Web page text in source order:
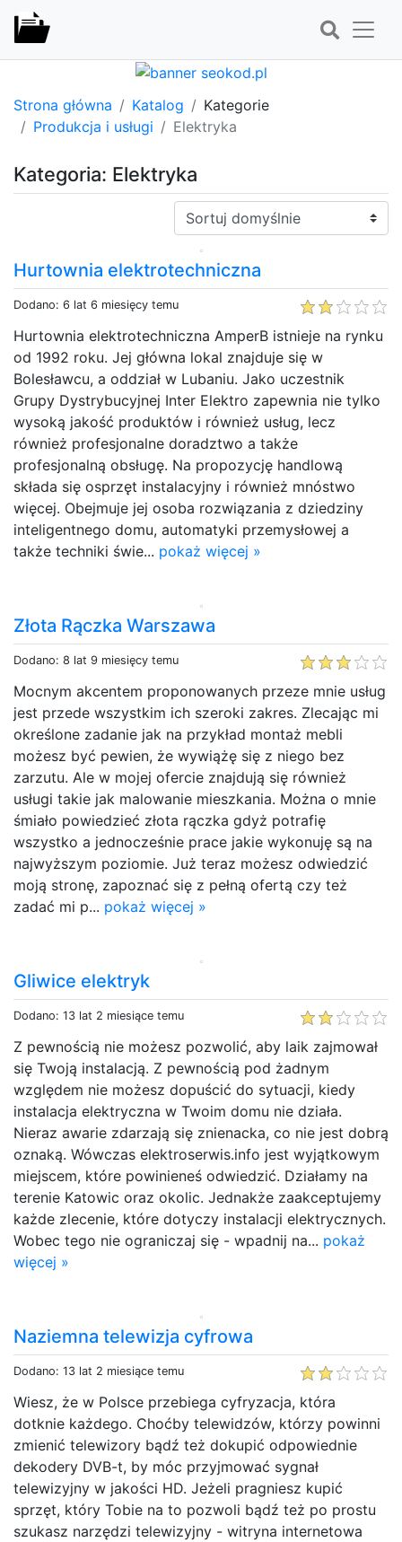
Strona główna Katalog
Kategorie
Produkcja i usługi
Elektryka
Kategoria: Elektryka
Sortuj:
Hurtownia elektrotechniczna
Dodano: 6 lat 6 miesięcy temu
Hurtownia elektrotechniczna AmperB istnieje na rynku
od 1992 roku. Jej główna lokal znajduje się w
Bolesławcu, a oddział w Lubaniu. Jako uczestnik
Grupy Dystrybucyjnej Inter Elektro zapewnia nie tylko
wysoką jakość produktów i również usług, lecz
również profesjonalne doradztwo a także
profesjonalną obsługę. Na propozycję handlową
składa się osprzęt instalacyjny i również mnóstwo
więcej. Obejmuje jej osoba rozwiązania z dziedziny
inteligentnego domu, automatyki przemysłowej a
także techniki świe... pokaż więcej »
Złota Rączka Warszawa
Dodano: 8 lat 9 miesięcy temu
Mocnym akcentem proponowanych przeze mnie usług
jest przede wszystkim ich szeroki zakres. Zlecając mi
określone zadanie jak na przykład montaż mebli
możesz być pewien, że wywiążę się z niego bez
zarzutu. Ale w mojej ofercie znajdują się również
usługi takie jak malowanie mieszkania. Można o mnie
śmiało powiedzieć złota rączka gdyż potrafię
wszystko a jednocześnie prace jakie wykonuję są na
najwyższym poziomie. Już teraz możesz odwiedzić
moją stronę, zapoznać się z pełną ofertą czy też
zadać mi p... pokaż więcej »
Gliwice elektryk
Dodano: 13 lat 2 miesiące temu
Z pewnością nie możesz pozwolić, aby laik zajmował
się Twoją instalacją. Z pewnością pod żadnym
względem nie możesz dopuścić do sytuacji, kiedy
instalacja elektryczna w Twoim domu nie działa.
Nieraz awarie zdarzają się znienacka, co nie jest dobrą
oznaką. Wówczas elektroserwis.info jest wyjątkowym
miejscem, które powinieneś odwiedzić. Działamy na
terenie Katowic oraz okolic. Jednakże zaakceptujemy
każde zlecenie, które dotyczy instalacji elektrycznych.
Wobec tego nie ograniczaj się - wpadnij na... pokaż
więcej »
Naziemna telewizja cyfrowa
Dodano: 13 lat 2 miesiące temu
Wiesz, że w Polsce przebiega cyfryzacja, która
dotknie każdego. Choćby telewidzów, którzy powinni
zmienić telewizory bądź też dokupić odpowiednie
dekodery DVB-t, by móc przyjmować sygnał
telewizyjny w jakości HD. Jeżeli pragniesz kupić
sprzęt, który Tobie na to pozwoli bądź też po prostu
szukasz narzędzi telewizyjny - witryna internetowa